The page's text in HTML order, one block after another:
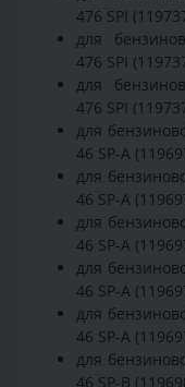
476 SPI
для
476 SPI
для
476 SPI
для
46 SP-A
для
46 SP-A
для
46 SP-A
для
46 SP-A
для
46 SP-A
для
46 SP-B